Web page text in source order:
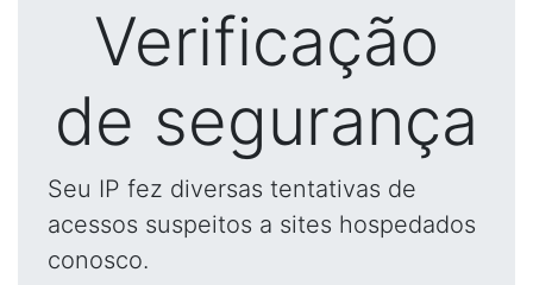
Verificação
de segurança
Seu IP fez diversas tentativas de
acessos suspeitos a sites hospedados
conosco.